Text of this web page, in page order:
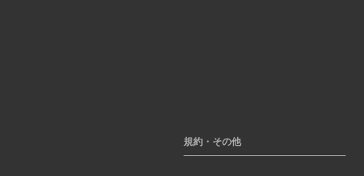
規約・その他